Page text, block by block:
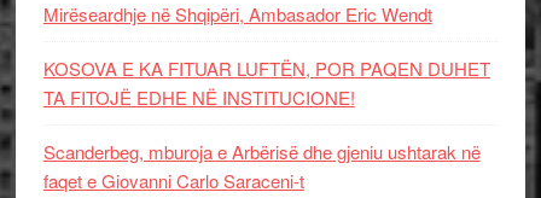
Mirëseardhje në Shqipëri, Ambasador Eric Wendt
KOSOVA E KA FITUAR LUFTËN, POR PAQEN DUHET
TA FITOJË EDHE NË INSTITUCIONE!
Scanderbeg, mburoja e Arbërisë dhe gjeniu ushtarak në
faqet e Giovanni Carlo Saraceni-t